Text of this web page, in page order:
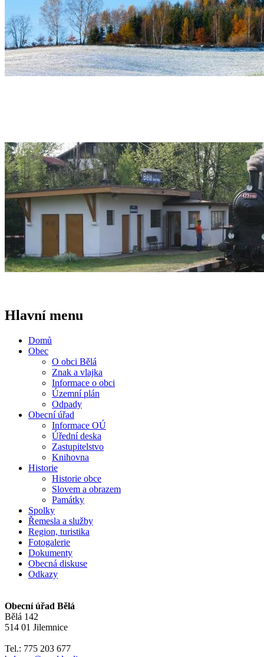
Hlavní menu
Domů
Obec
O obci Bělá
Znak a vlajka
Informace o obci
Územní plán
Odpady
Obecní úřad
Informace OÚ
Úřední deska
Zastupitelstvo
Knihovna
Historie
Historie obce
Slovem a obrazem
Památky
Spolky
Řemesla a služby
Region, turistika
Fotogalerie
Dokumenty
Obecná diskuse
Odkazy
Obecní úřad Bělá
Bělá 142
514 01 Jilemnice
Tel.: 775 203 677